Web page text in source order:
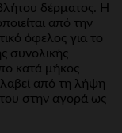
δέρματος. Η
από την
όφελος για το
συνολικής
κατά μήκος
από τη λήψη
στην αγορά ως